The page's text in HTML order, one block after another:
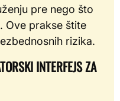
pre nego što
Ove prakse štite
rizika.
INTERFEJS ZA